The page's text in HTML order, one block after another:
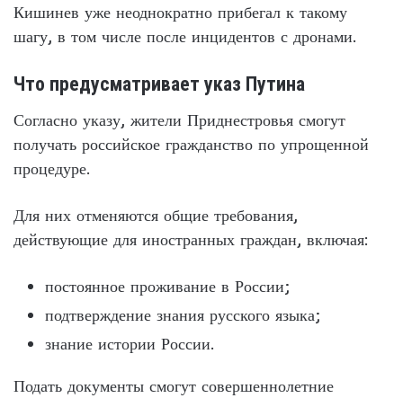
Кишинев уже неоднократно прибегал к такому
шагу, в том числе после инцидентов с дронами.
Что предусматривает указ Путина
Согласно указу, жители Приднестровья смогут
получать российское гражданство по упрощенной
процедуре.
Для них отменяются общие требования,
действующие для иностранных граждан, включая:
постоянное проживание в России;
подтверждение знания русского языка;
знание истории России.
Подать документы смогут совершеннолетние